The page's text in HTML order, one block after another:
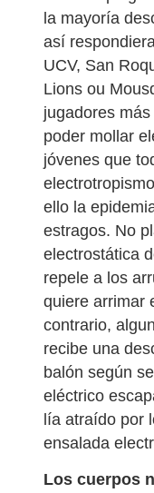
la mayoría
así
UCV, San
Lions ou
jugadores
poder mollar
jóvenes que
ello la
estragos. No
electrostática
repele a los
quiere arrimar
contrario,
recibe una
balón según
eléctrico
lía atraído por
ensalada
Los cuerpos